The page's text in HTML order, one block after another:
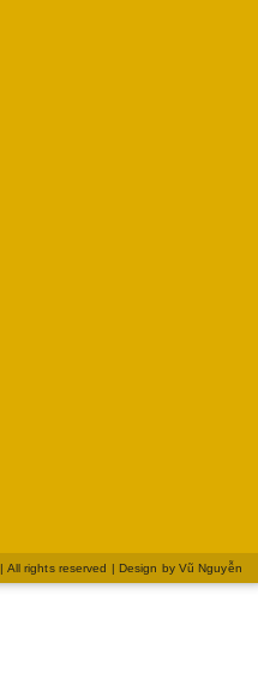
| All rights reserved | Design by Vũ Nguyễn